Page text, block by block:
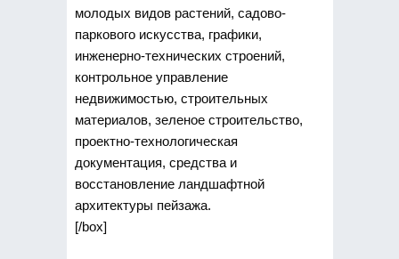
молодых видов растений, садово-
паркового искусства, графики,
инженерно-технических строений,
контрольное управление
недвижимостью, строительных
материалов, зеленое строительство,
проектно-технологическая
документация, средства и
восстановление ландшафтной
архитектуры пейзажа.
[/box]